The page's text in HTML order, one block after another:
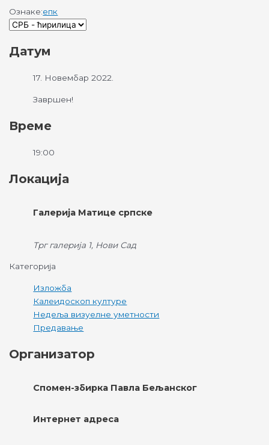
Ознаке:епк
Датум
17. Новембар 2022.
Завршен!
Време
19:00
Локација
Галерија Матице српске
Трг галерија 1, Нови Сад
Категорија
Изложба
Калеидоскоп културе
Недеља визуелне уметности
Предавање
Организатор
Спомен-збирка Павла Бељанског
Интернет адреса